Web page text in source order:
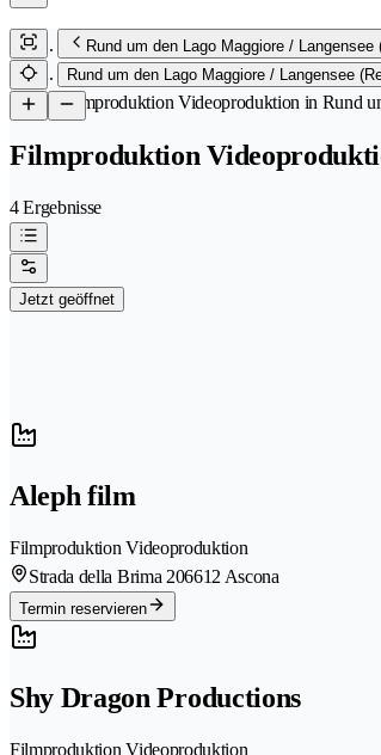
Rund um den Lago Maggiore / Langensee
Rund um den Lago Maggiore / Langensee
/Filmproduktion Videoproduktion in Rund
Filmproduktion
4 Ergebnisse
Jetzt geöffnet
Aleph film
Filmproduktion Videoproduktion
Strada della Brima 206612 Ascona
Termin reservieren
Shy Dragon Productions
Filmproduktion Videoproduktion